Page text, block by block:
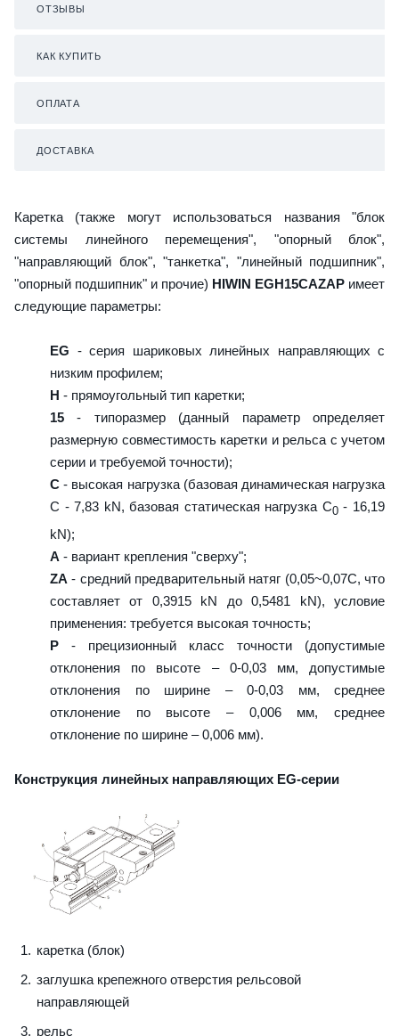
ОТЗЫВЫ
КАК КУПИТЬ
ОПЛАТА
ДОСТАВКА
Каретка (также могут использоваться названия "блок
системы линейного перемещения", "опорный блок",
"направляющий блок", "танкетка", "линейный подшипник",
"опорный подшипник" и прочие) HIWIN EGH15CAZAP имеет
следующие параметры:
EG - серия шариковых линейных направляющих с
низким профилем;
H - прямоугольный тип каретки;
15 - типоразмер (данный параметр определяет
размерную совместимость каретки и рельса с учетом
серии и требуемой точности);
C - высокая нагрузка (базовая динамическая нагрузка
C - 7,83 kN, базовая статическая нагрузка С0- 16,19
kN);
A - вариант крепления "сверху";
ZA - средний предварительный натяг (0,05~0,07C, что
составляет от 0,3915 kN до 0,5481 kN), условие
применения: требуется высокая точность;
P - прецизионный класс точности (допустимые
отклонения по высоте – 0-0,03 мм, допустимые
отклонения по ширине – 0-0,03 мм, среднее
отклонение по высоте – 0,006 мм, среднее
отклонение по ширине – 0,006 мм).
Конструкция линейных направляющих EG-серии
каретка (блок)
заглушка крепежного отверстия рельсовой
направляющей
рельс